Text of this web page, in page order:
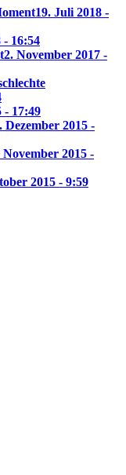
19. Juli 2018 -
- 16:54
2. November 2017 -
- 17:49
Dezember 2015 -
November 2015 -
2015 - 9:59